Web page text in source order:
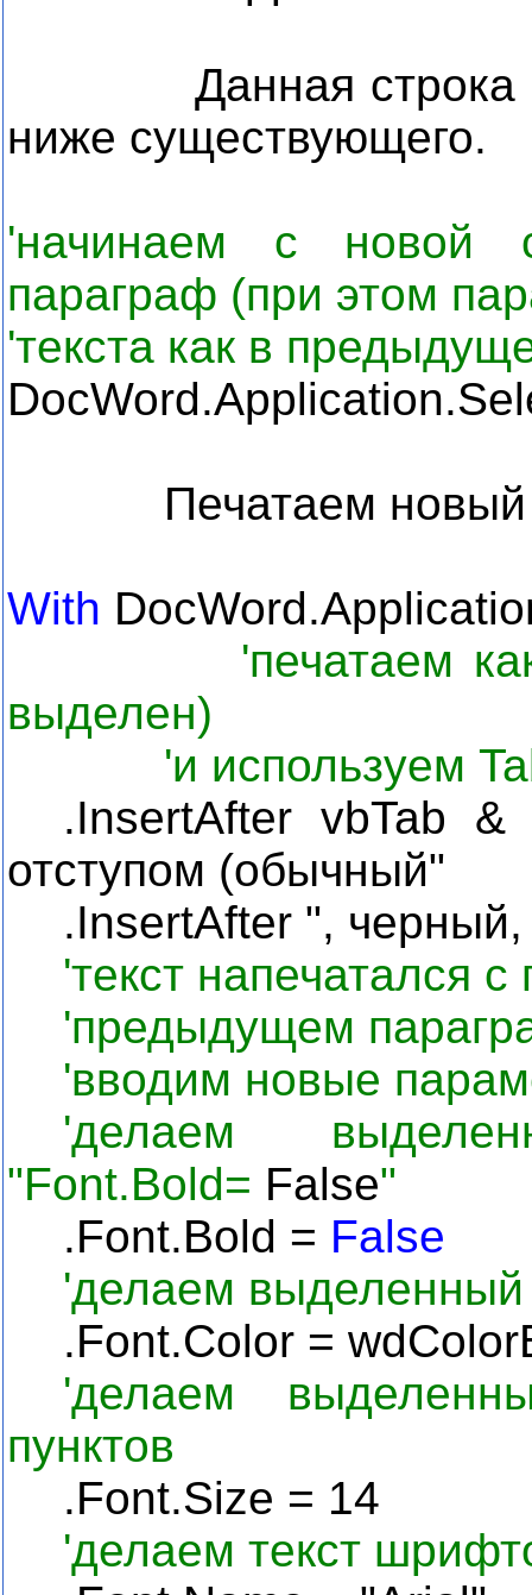
Данная
ниже существующего.
'начинаем с новой
параграф (при этом
'текста как в
Печатаем новый
With
'печатаем
выделен)
'и используем
.InsertAfter vbTab &
отступом (обычный"
.InsertAfter ", черный
'текст напечатался
'предыдущем
'вводим новые
'делаем
"Font.Bold= False"
.Font.Bold = False
'делаем выделенный
.Font.Color =
'делаем
пунктов
.Font.Size = 14
'делаем текст